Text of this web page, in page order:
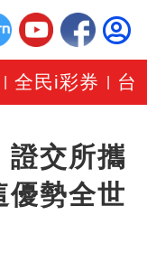
|全民i彩券 台
證交所攜
勢全世